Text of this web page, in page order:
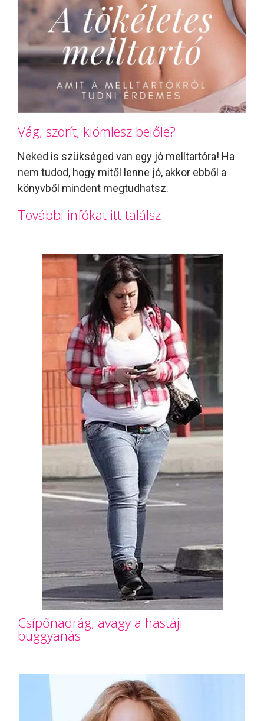
Vág, szorít, kiömlesz belőle?
Neked is szükséged van egy jó melltartóra! Ha
nem tudod, hogy mitől lenne jó, akkor ebből a
könyvből mindent megtudhatsz.
További infókat itt találsz
Csípőnadrág, avagy a hastáji
buggyanás